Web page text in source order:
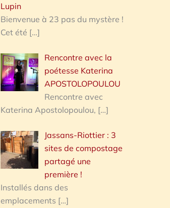
Lupin
Bienvenue à 23 pas du mystère !
Cet été […]
Rencontre avec la
poétesse Katerina
APOSTOLOPOULOU
Rencontre avec
Katerina Apostolopoulou, […]
Jassans-Riottier : 3
sites de compostage
partagé une
première !
Installés dans des
emplacements […]